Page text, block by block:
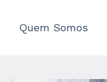
Quem Somos